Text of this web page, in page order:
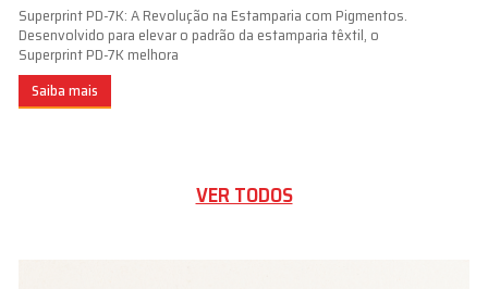
Superprint PD-7K: A Revolução na Estamparia com Pigmentos.
Desenvolvido para elevar o padrão da estamparia têxtil, o
Superprint PD-7K melhora
Saiba mais
VER TODOS